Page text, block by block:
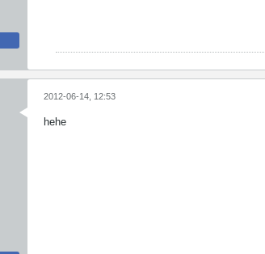
2012-06-14, 12:53
hehe